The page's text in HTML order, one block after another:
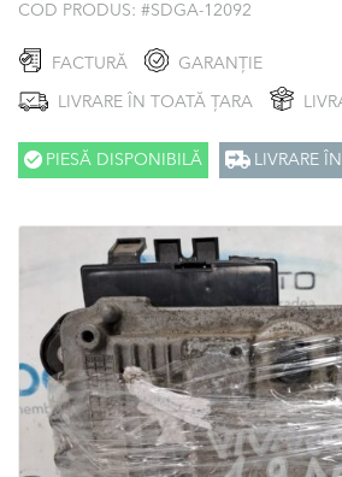
COD PRODUS: #SDGA-12092
FACTURĂ GARANȚIE
LIVRARE ÎN TOATĂ ȚARA
PIESĂ DISPONIBILĂ LIVRARE